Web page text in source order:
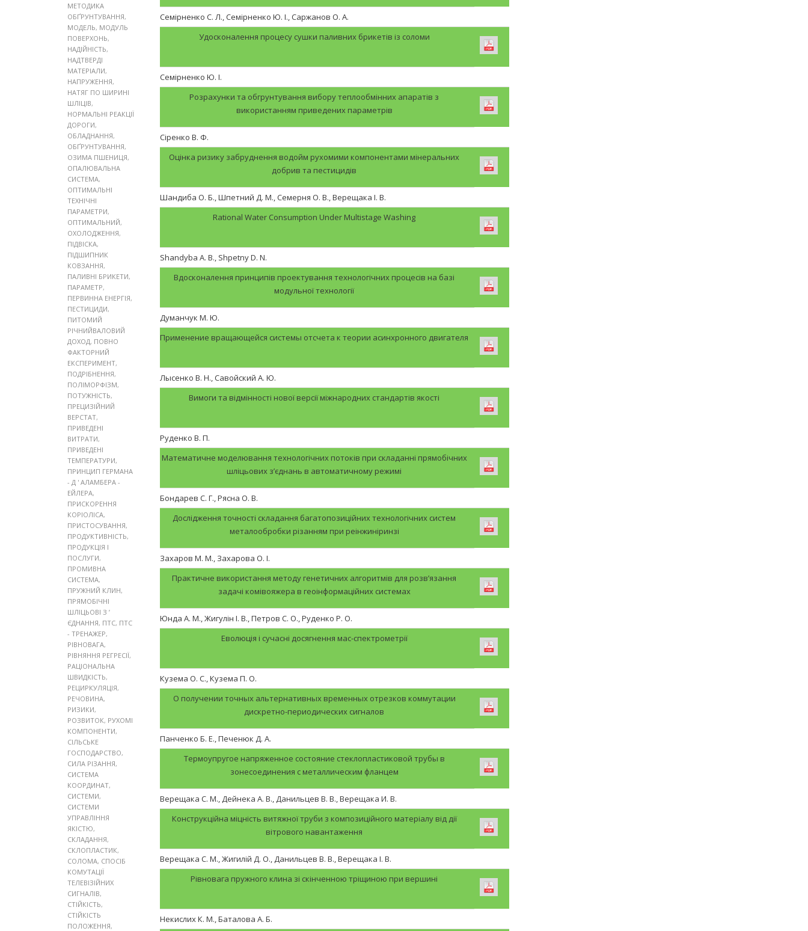
МЕТОДИКА
ОБҐРУНТУВАННЯ,
МОДЕЛЬ, МОДУЛЬ
ПОВЕРХОНЬ,
НАДІЙНІСТЬ,
НАДТВЕРДІ
МАТЕРІАЛИ,
НАПРУЖЕННЯ,
НАТЯГ ПО ШИРИНІ
ШЛІЦІВ,
НОРМАЛЬНІ РЕАКЦІЇ
ДОРОГИ,
ОБЛАДНАННЯ,
ОБҐРУНТУВАННЯ,
ОЗИМА ПШЕНИЦЯ,
ОПАЛЮВАЛЬНА
СИСТЕМА,
ОПТИМАЛЬНІ
ТЕХНІЧНІ
ПАРАМЕТРИ,
ОПТИМАЛЬНИЙ,
ОХОЛОДЖЕННЯ,
ПІДВІСКА,
ПІДШИПНИК
КОВЗАННЯ,
ПАЛИВНІ БРИКЕТИ,
ПАРАМЕТР,
ПЕРВИННА ЕНЕРГІЯ,
ПЕСТИЦИДИ,
ПИТОМИЙ
РІЧНИЙВАЛОВИЙ
ДОХОД, ПОВНО
ФАКТОРНИЙ
ЕКСПЕРИМЕНТ,
ПОДРІБНЕННЯ,
ПОЛІМОРФІЗМ,
ПОТУЖНІСТЬ,
ПРЕЦИЗІЙНИЙ
ВЕРСТАТ,
ПРИВЕДЕНІ
ВИТРАТИ,
ПРИВЕДЕНІ
ТЕМПЕРАТУРИ,
ПРИНЦИП ГЕРМАНА
- Д ' АЛАМБЕРА -
ЕЙЛЕРА,
ПРИСКОРЕННЯ
КОРІОЛІСА,
ПРИСТОСУВАННЯ,
ПРОДУКТИВНІСТЬ,
ПРОДУКЦІЯ І
ПОСЛУГИ,
ПРОМИВНА
СИСТЕМА,
ПРУЖНИЙ КЛИН,
ПРЯМОБІЧНІ
ШЛІЦЬОВІ З ’
ЄДНАННЯ, ПТС, ПТС
- ТРЕНАЖЕР,
РІВНОВАГА,
РІВНЯННЯ РЕГРЕСІЇ,
РАЦІОНАЛЬНА
ШВИДКІСТЬ,
РЕЦИРКУЛЯЦІЯ,
РЕЧОВИНА,
РИЗИКИ,
РОЗВИТОК, РУХОМІ
КОМПОНЕНТИ,
СІЛЬСЬКЕ
ГОСПОДАРСТВО,
СИЛА РІЗАННЯ,
СИСТЕМА
КООРДИНАТ,
СИСТЕМИ,
СИСТЕМИ
УПРАВЛІННЯ
ЯКІСТЮ,
СКЛАДАННЯ,
СКЛОПЛАСТИК,
СОЛОМА, СПОСІБ
КОМУТАЦІЇ
ТЕЛЕВІЗІЙНИХ
СИГНАЛІВ,
СТІЙКІСТЬ,
СТІЙКІСТЬ
ПОЛОЖЕННЯ,
Семірненко С. Л., Семірненко Ю. І., Саржанов О. А.
Удосконалення процесу сушки паливних брикетів із соломи
Семірненко Ю. І.
Розрахунки та обгрунтування вибору теплообмінних апаратів з
використанням приведених параметрів
Сіренко В. Ф.
Оцінка ризику забруднення водойм рухомими компонентами мінеральних
добрив та пестицидів
Шандиба О. Б., Шпетний Д. М., Семерня О. В., Верещака І. В.
Rational Water Consumption Under Multistage Washing
Shandyba A. B., Shpetny D. N.
Вдосконалення принципів проектування технологічних процесів на базі
модульної технології
Думанчук М. Ю.
Применение вращающейся системы отсчета к теории асинхронного двигателя
Лысенко В. Н., Савойский А. Ю.
Вимоги та відмінності нової версії міжнародних стандартів якості
Руденко В. П.
Математичне моделювання технологічних потоків при складанні прямобічних
шліцьових з’єднань в автоматичному режимі
Бондарев С. Г., Рясна О. В.
Дослідження точності складання багатопозиційних технологічних систем
металообробки різанням при реінжиніринзі
Захаров М. М., Захарова О. І.
Практичне використання методу генетичних алгоритмів для розв’язання
задачі комівояжера в геоінформаційних системах
Юнда А. М., Жигулін І. В., Петров С. О., Руденко Р. О.
Еволюція і сучасні досягнення мас-спектрометрії
Кузема О. С., Кузема П. О.
О получении точных альтернативных временных отрезков коммутации
дискретно-периодических сигналов
Панченко Б. Е., Печенюк Д. А.
Термоупругое напряженное состояние стеклопластиковой трубы в
зонесоединения с металлическим фланцем
Верещака С. М., Дейнека А. В., Данильцев В. В., Верещака И. В.
Конструкційна міцність витяжної труби з композиційного матеріалу від дії
вітрового навантаження
Верещака С. М., Жигилій Д. О., Данильцев В. В., Верещака І. В.
Рівновага пружного клина зі скінченною тріщиною при вершині
Некислих К. М., Баталова А. Б.